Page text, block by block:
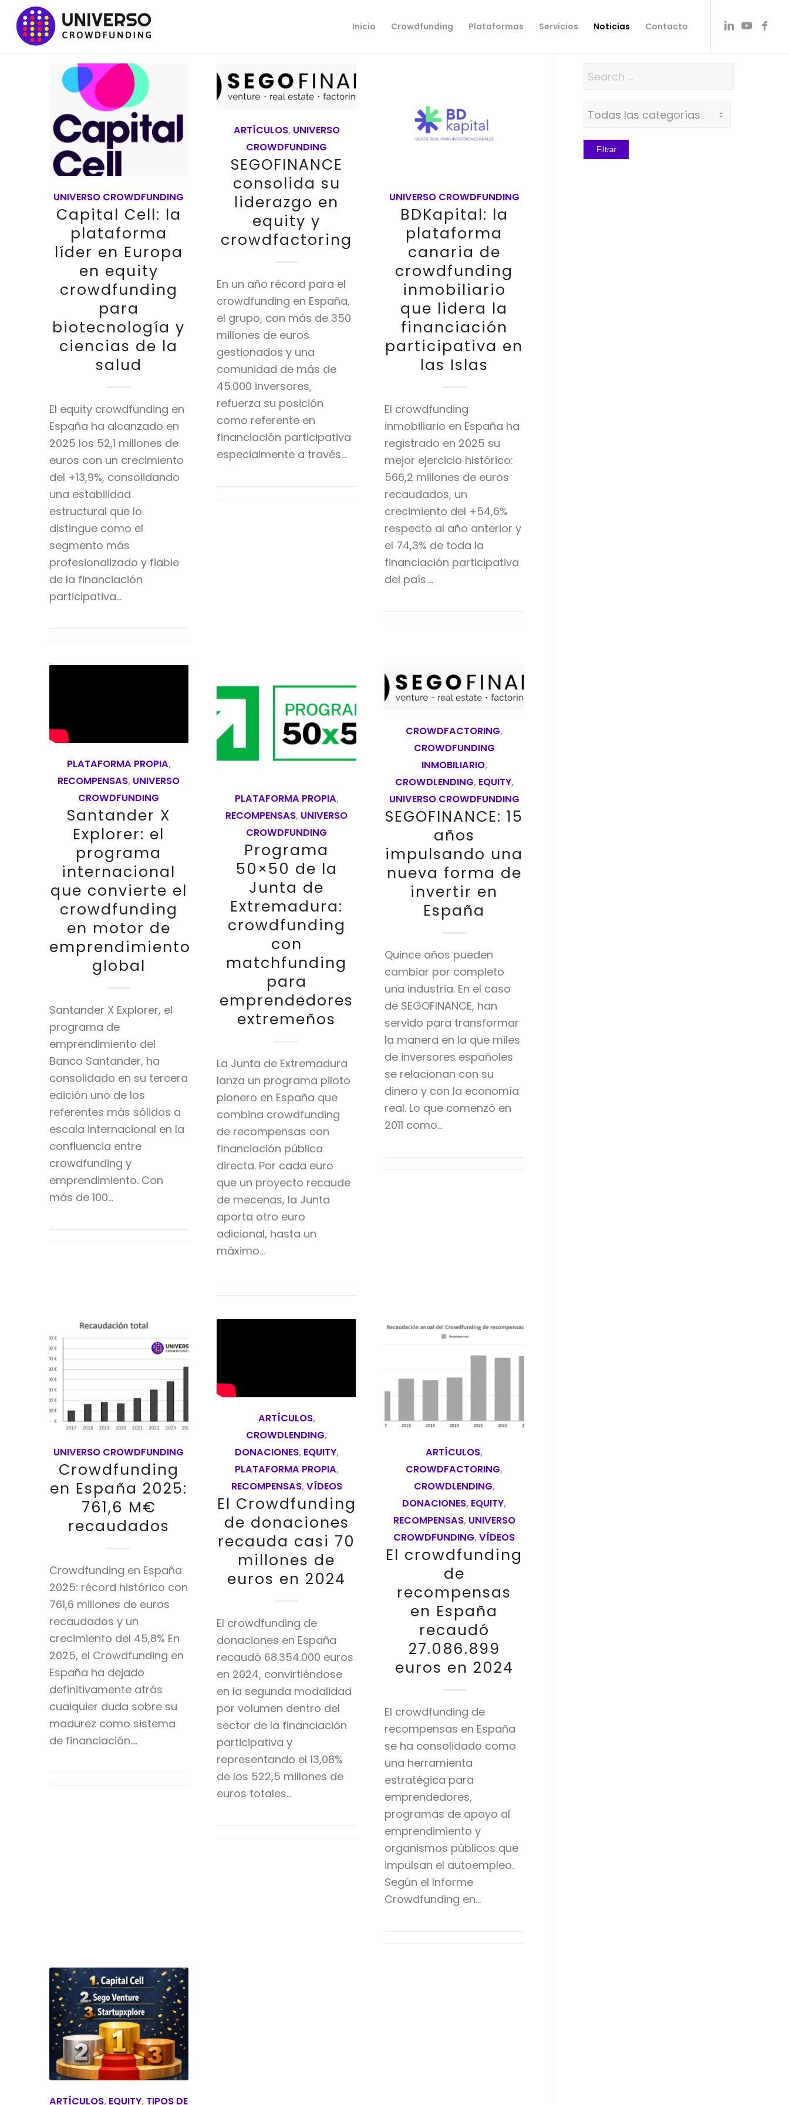
Inicio Crowdfunding Plataformas Servicios Noticias Contacto
UNIVERSO CROWDFUNDING
Capital Cell: la
plataforma
líder en Europa
en equity
crowdfunding
para
biotecnología y
ciencias de la
salud
El equity crowdfunding en
España ha alcanzado en
2025 los 52,1 millones de
euros con un crecimiento
del +13,9%, consolidando
una estabilidad
estructural que lo
distingue como el
segmento más
profesionalizado y fiable
de la financiación
participativa…
ARTÍCULOS, UNIVERSO
CROWDFUNDING
SEGOFINANCE
consolida su
liderazgo en
equity y
crowdfactoring
En un año récord para el
crowdfunding en España,
el grupo, con más de 350
millones de euros
gestionados y una
comunidad de más de
45.000 inversores,
refuerza su posición
como referente en
financiación participativa
especialmente a través…
UNIVERSO CROWDFUNDING
BDKapital: la
plataforma
canaria de
crowdfunding
inmobiliario
que lidera la
financiación
participativa en
las Islas
El crowdfunding
inmobiliario en España ha
registrado en 2025 su
mejor ejercicio histórico:
566,2 millones de euros
recaudados, un
crecimiento del +54,6%
respecto al año anterior y
el 74,3% de toda la
financiación participativa
del país.…
PLATAFORMA PROPIA,
RECOMPENSAS, UNIVERSO
CROWDFUNDING
Santander X
Explorer: el
programa
internacional
que convierte el
crowdfunding
en motor de
emprendimiento
global
Santander X Explorer, el
programa de
emprendimiento del
Banco Santander, ha
consolidado en su tercera
edición uno de los
referentes más sólidos a
escala internacional en la
confluencia entre
crowdfunding y
emprendimiento. Con
más de 100…
PLATAFORMA PROPIA,
RECOMPENSAS, UNIVERSO
CROWDFUNDING
Programa
50×50 de la
Junta de
Extremadura:
crowdfunding
con
matchfunding
para
emprendedores
extremeños
La Junta de Extremadura
lanza un programa piloto
pionero en España que
combina crowdfunding
de recompensas con
financiación pública
directa. Por cada euro
que un proyecto recaude
de mecenas, la Junta
aporta otro euro
adicional, hasta un
máximo…
CROWDFACTORING,
CROWDFUNDING
INMOBILIARIO,
CROWDLENDING, EQUITY,
UNIVERSO CROWDFUNDING
SEGOFINANCE: 15
años
impulsando una
nueva forma de
invertir en
España
Quince años pueden
cambiar por completo
una industria. En el caso
de SEGOFINANCE, han
servido para transformar
la manera en la que miles
de inversores españoles
se relacionan con su
dinero y con la economía
real. Lo que comenzó en
2011 como…
UNIVERSO CROWDFUNDING
Crowdfunding
en España 2025:
761,6 M€
recaudados
Crowdfunding en España
2025: récord histórico con
761,6 millones de euros
recaudados y un
crecimiento del 45,8% En
2025, el Crowdfunding en
España ha dejado
definitivamente atrás
cualquier duda sobre su
madurez como sistema
de financiación.…
ARTÍCULOS,
CROWDLENDING,
DONACIONES, EQUITY,
PLATAFORMA PROPIA,
RECOMPENSAS,VÍDEOS
El Crowdfunding
de donaciones
recauda casi 70
millones de
euros en 2024
El crowdfunding de
donaciones en España
recaudó 68.354.000 euros
en 2024, convirtiéndose
en la segunda modalidad
por volumen dentro del
sector de la financiación
participativa y
representando el 13,08%
de los 522,5 millones de
euros totales…
ARTÍCULOS,
CROWDFACTORING,
CROWDLENDING,
DONACIONES, EQUITY,
RECOMPENSAS, UNIVERSO
CROWDFUNDING,VÍDEOS
El crowdfunding
de
recompensas
en España
recaudó
27.086.899
euros en 2024
El crowdfunding de
recompensas en España
se ha consolidado como
una herramienta
estratégica para
emprendedores,
programas de apoyo al
emprendimiento y
organismos públicos que
impulsan el autoempleo.
Según el Informe
Crowdfunding en…
ARTÍCULOS, EQUITY, TIPOS DE